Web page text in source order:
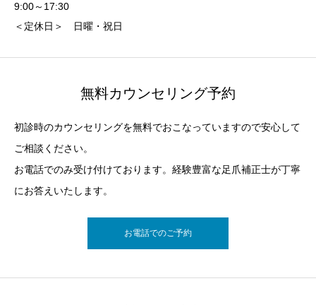
9:00～17:30
＜定休日＞ 日曜・祝日
無料カウンセリング予約
初診時のカウンセリングを無料でおこなっていますので安心して
ご相談ください。
お電話でのみ受け付けております。経験豊富な足爪補正士が丁寧
にお答えいたします。
お電話でのご予約